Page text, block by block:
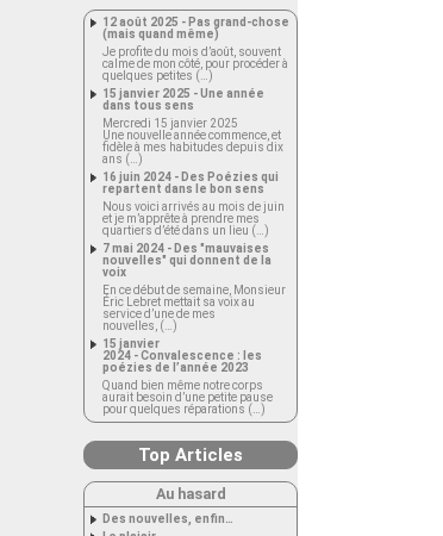
12 août 2025 - Pas grand-chose
(mais quand même)
Je profite du mois d’août, souvent
calme de mon côté, pour procéder à
quelques petites (…)
15 janvier 2025 - Une année
dans tous sens
Mercredi 15 janvier 2025
Une nouvelle année commence, et
fidèle à mes habitudes depuis dix
ans (…)
16 juin 2024 - Des Poézies qui
repartent dans le bon sens
Nous voici arrivés au mois de juin
et je m’apprête à prendre mes
quartiers d’été dans un lieu (…)
7 mai 2024 - Des "mauvaises
nouvelles" qui donnent de la
voix
En ce début de semaine, Monsieur
Éric Lebret mettait sa voix au
service d’une de mes
nouvelles, (…)
15 janvier
2024 - Convalescence : les
poézies de l’année 2023
Quand bien même notre corps
aurait besoin d’une petite pause
pour quelques réparations (…)
Top Articles
Au hasard
Des nouvelles, enfin…